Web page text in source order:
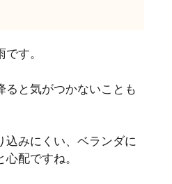
す。
ると気がつかないことも
込みにくい、ベランダに
配ですね。